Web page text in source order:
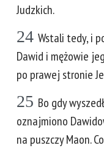
Judzkich.
24 Wstali tedy, i
Dawid i mężowie
po prawej stronie
25 Bo gdy
oznajmiono
na puszczy Maon.